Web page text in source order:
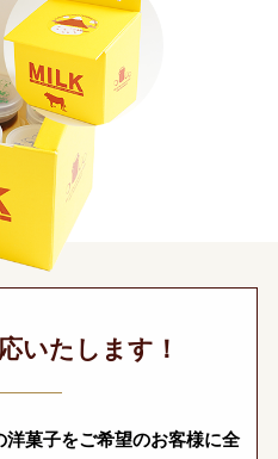
いたします！
菓子をご希望のお客様に全